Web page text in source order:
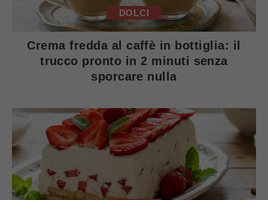
DOLCI
Crema fredda al caffè in bottiglia: il
trucco pronto in 2 minuti senza
sporcare nulla